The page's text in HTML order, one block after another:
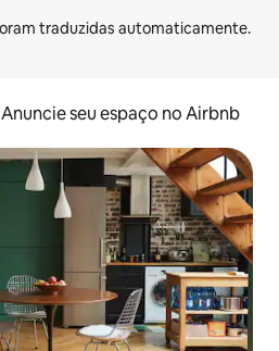
Anuncie seu espaço no Airbnb